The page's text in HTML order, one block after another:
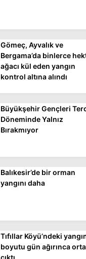
Gömeç, Ayvalık ve
Bergama’da binlerce
ağacı kül eden yangın
kontrol altına alındı
Büyükşehir Gençleri
Döneminde Yalnız
Bırakmıyor
Balıkesir’de bir orman
yangını daha
Tıfıllar Köyü’ndeki
boyutu gün ağırınca